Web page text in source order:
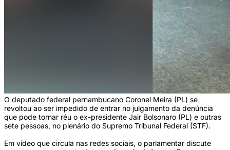
O deputado federal pernambucano Coronel Meira (PL) se
revoltou ao ser impedido de entrar no julgamento da denúncia
que pode tornar réu o ex-presidente Jair Bolsonaro (PL) e outras
sete pessoas, no plenário do Supremo Tribunal Federal (STF).
Em vídeo que circula nas redes sociais, o parlamentar discute